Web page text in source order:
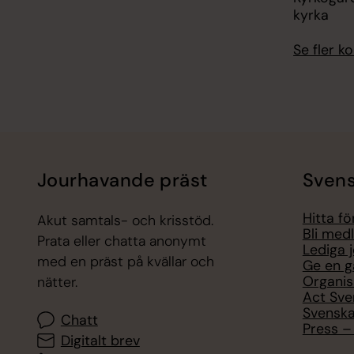
kyrka
Se fler
Jourhavande präst
Akut samtals- och krisstöd.
Prata eller chatta anonymt
med en präst på kvällar och
nätter.
Chatt
Digitalt brev
Hitta
Bli
Lediga
Ge en
Act
Press